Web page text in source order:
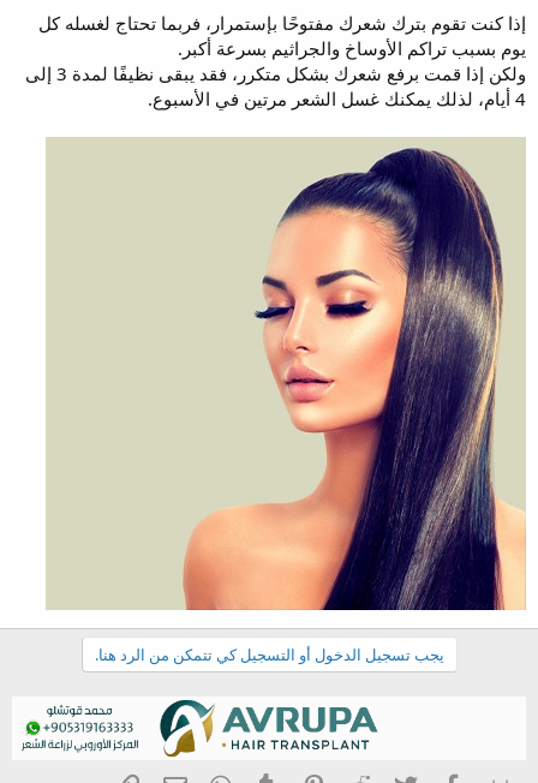
إذا كنت تقوم بترك شعرك مفتوحًا بإستمرار، فربما تحتاج لغسله كل
يوم بسبب تراكم الأوساخ والجراثيم بسرعة أكبر.
ولكن إذا قمت برفع شعرك بشكل متكرر، فقد يبقى نظيفًا لمدة 3 إلى
4 أيام، لذلك يمكنك غسل الشعر مرتين في الأسبوع.
يجب تسجيل الدخول أو التسجيل كي تتمكن من الرد هنا.